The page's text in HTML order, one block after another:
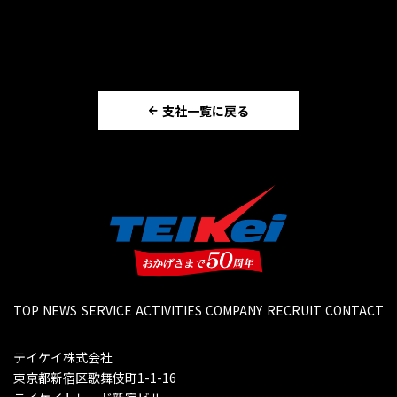
支社一覧に戻る
TOP NEWS SERVICE ACTIVITIES COMPANY RECRUIT CONTACT
テイケイ株式会社
東京都新宿区歌舞伎町1-1-16